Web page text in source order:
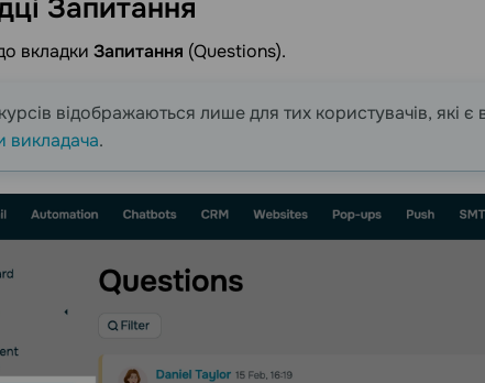
Запитання
вкладки Запитання (Questions).
відображаються лише для тих користувачів, які
викладача.